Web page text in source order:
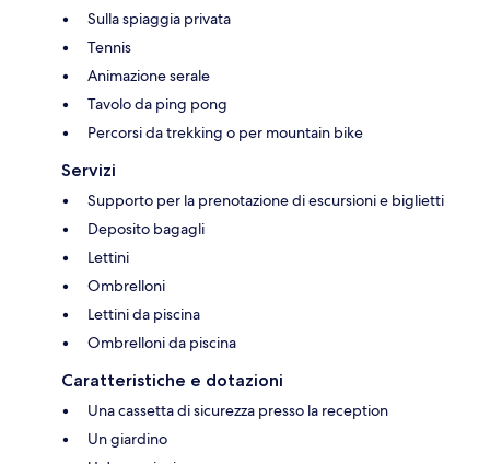
Sulla spiaggia privata
Tennis
Animazione serale
Tavolo da ping pong
Percorsi da trekking o per mountain bike
Servizi
Supporto per la prenotazione di escursioni e biglietti
Deposito bagagli
Lettini
Ombrelloni
Lettini da piscina
Ombrelloni da piscina
Caratteristiche e dotazioni
Una cassetta di sicurezza presso la reception
Un giardino